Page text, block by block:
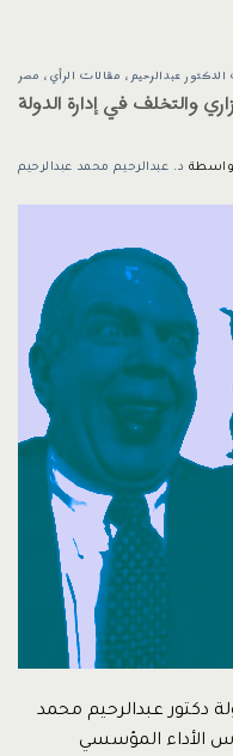
عبدالرحيم، مقالات الرأي، مصر
والتخلف في إدارة الدولة
د. عبدالرحيم محمد عبدالرحيم
دكتور عبدالرحيم محمد
الأداء المؤسسي